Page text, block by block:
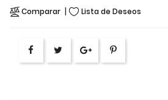
Comparar Lista de Deseos